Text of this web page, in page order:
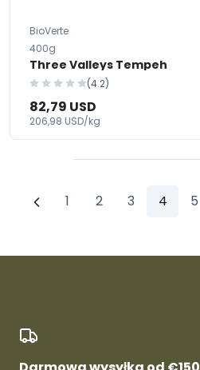
BioVerte
400g
Three Valleys Tempeh
(4.2)
82,79 USD
206,98 USD/kg
1 2 3 4 5